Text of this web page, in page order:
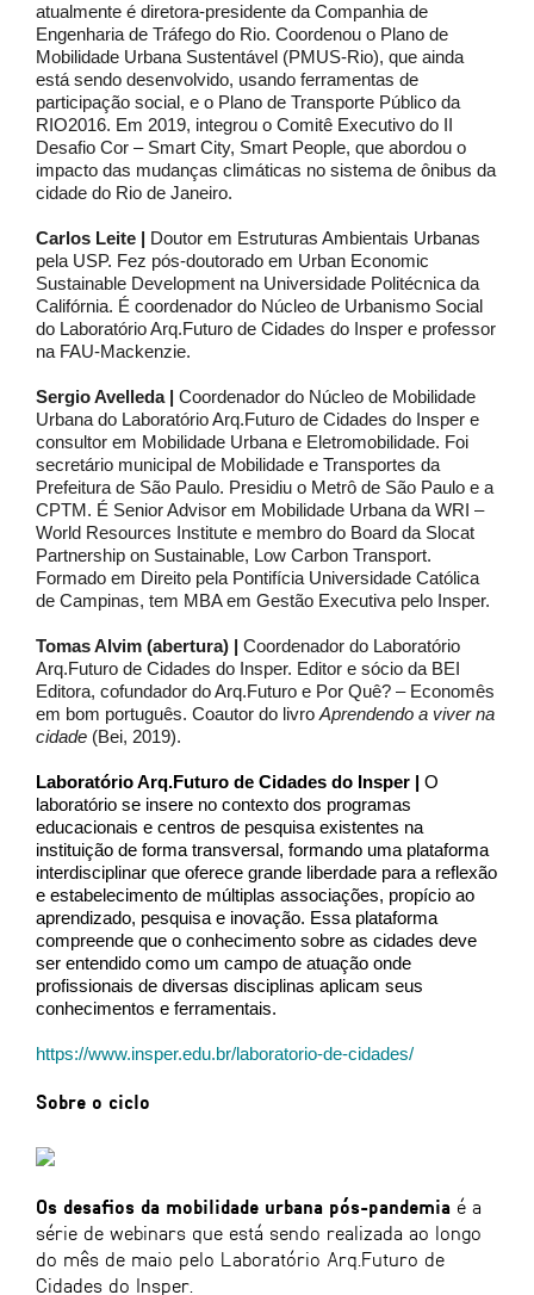
atualmente é diretora-presidente da Companhia de
Engenharia de Tráfego do Rio. Coordenou o Plano de
Mobilidade Urbana Sustentável (PMUS-Rio), que ainda
está sendo desenvolvido, usando ferramentas de
participação social, e o Plano de Transporte Público da
RIO2016. Em 2019, integrou o Comitê Executivo do II
Desafio Cor – Smart City, Smart People, que abordou o
impacto das mudanças climáticas no sistema de ônibus da
cidade do Rio de Janeiro.
Carlos Leite | Doutor em Estruturas Ambientais Urbanas
pela USP. Fez pós-doutorado em Urban Economic
Sustainable Development na Universidade Politécnica da
Califórnia. É coordenador do Núcleo de Urbanismo Social
do Laboratório Arq.Futuro de Cidades do Insper e professor
na FAU-Mackenzie.
Sergio Avelleda | Coordenador do Núcleo de Mobilidade
Urbana do Laboratório Arq.Futuro de Cidades do Insper e
consultor em Mobilidade Urbana e Eletromobilidade. Foi
secretário municipal de Mobilidade e Transportes da
Prefeitura de São Paulo. Presidiu o Metrô de São Paulo e a
CPTM. É Senior Advisor em Mobilidade Urbana da WRI –
World Resources Institute e membro do Board da Slocat
Partnership on Sustainable, Low Carbon Transport.
Formado em Direito pela Pontifícia Universidade Católica
de Campinas, tem MBA em Gestão Executiva pelo Insper.
Tomas Alvim (abertura) | Coordenador do Laboratório
Arq.Futuro de Cidades do Insper. Editor e sócio da BEI
Editora, cofundador do Arq.Futuro e Por Quê? – Economês
em bom português. Coautor do livro Aprendendo a viver na
cidade (Bei, 2019).
Laboratório Arq.Futuro de Cidades do Insper | O
laboratório se insere no contexto dos programas
educacionais e centros de pesquisa existentes na
instituição de forma transversal, formando uma plataforma
interdisciplinar que oferece grande liberdade para a reflexão
e estabelecimento de múltiplas associações, propício ao
aprendizado, pesquisa e inovação. Essa plataforma
compreende que o conhecimento sobre as cidades deve
ser entendido como um campo de atuação onde
profissionais de diversas disciplinas aplicam seus
conhecimentos e ferramentais.
https://www.insper.edu.br/laboratorio-de-cidades/
Sobre o ciclo
Os desafios da mobilidade urbana pós-pandemia é a
série de webinars que está sendo realizada ao longo
do mês de maio pelo Laboratório Arq.Futuro de
Cidades do Insper.